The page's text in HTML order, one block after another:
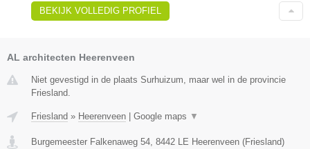
BEKIJK VOLLEDIG PROFIEL
AL architecten Heerenveen
Niet gevestigd in de plaats Surhuizum, maar wel in de provincie
Friesland.
Friesland » Heerenveen Google maps ▼
Burgemeester Falkenaweg 54, 8442 LE Heerenveen (Friesland)